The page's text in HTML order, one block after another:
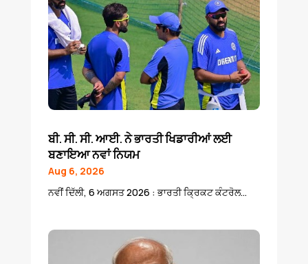
ਬੀ. ਸੀ. ਸੀ. ਆਈ. ਨੇ ਭਾਰਤੀ ਖਿਡਾਰੀਆਂ ਲਈ
ਬਣਾਇਆ ਨਵਾਂ ਨਿਯਮ
Aug 6, 2026
ਨਵੀਂ ਦਿੱਲੀ, 6 ਅਗਸਤ 2026 : ਭਾਰਤੀ ਕ੍ਰਿਕਟ ਕੰਟਰੋਲ...